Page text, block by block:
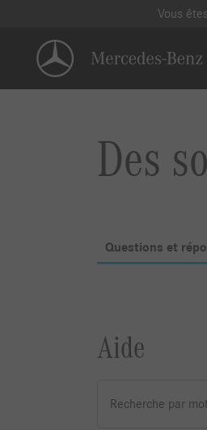
Vous
Des
Questions et
Aide
Recherche par